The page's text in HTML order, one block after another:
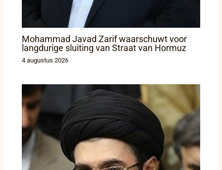
Mohammad Javad Zarif waarschuwt voor
langdurige sluiting van Straat van Hormuz
4 augustus 2026